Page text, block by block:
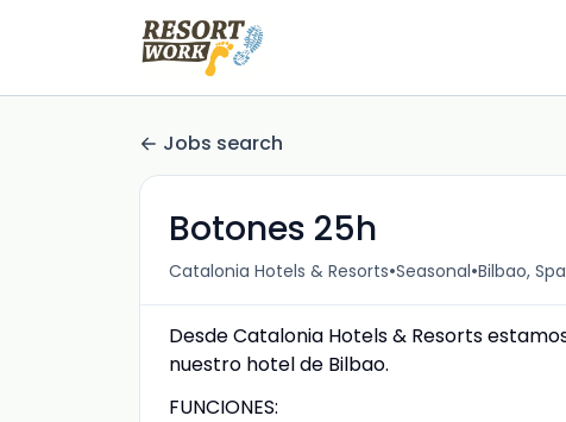
Jobs search
Botones 25h
Catalonia Hotels & Resorts•Seasonal•Bilbao,
Desde Catalonia Hotels & Resorts
nuestro hotel de Bilbao.
FUNCIONES: